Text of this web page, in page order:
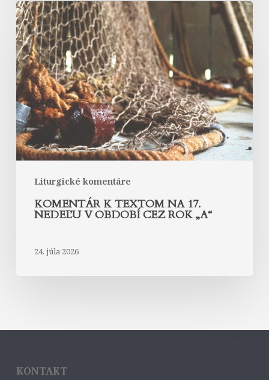
Liturgické komentáre
Komentár
k
textom
na
17.
nedeľu
v
období
cez
rok
„A“
KOMENTÁR K TEXTOM NA 17.
NEDEĽU V OBDOBÍ CEZ ROK „A“
24. júla 2026
KONTAKT